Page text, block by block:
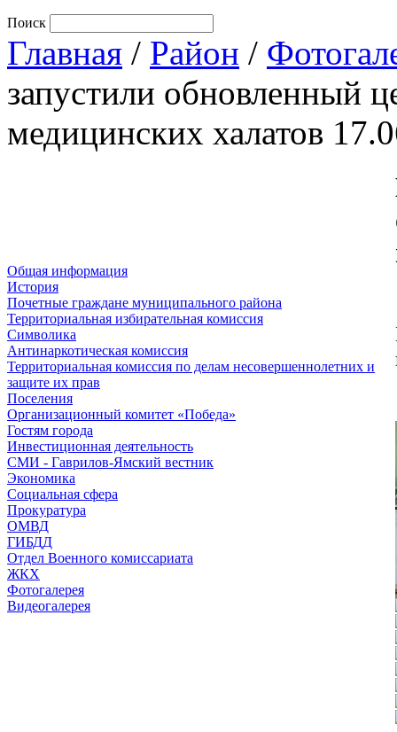
Поиск
Главная / Район /
запустили обновленный
медицинских халатов
Общая информация
История
Почетные граждане муниципального района
Территориальная избирательная комиссия
Символика
Антинаркотическая комиссия
Территориальная комиссия по делам несовершеннолетних и
защите их прав
Поселения
Организационный комитет «Победа»
Гостям города
Инвестиционная деятельность
СМИ - Гаврилов-Ямский вестник
Экономика
Социальная сфера
Прокуратура
ОМВД
ГИБДД
Отдел Военного комиссариата
ЖКХ
Фотогалерея
Видеогалерея